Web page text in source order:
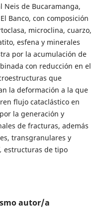
Neis de Bucaramanga,
Banco, con composición
microclina, cuarzo,
esfena y minerales
por la acumulación de
con reducción en el
que
la deformación a la que
flujo cataclástico en
la generación y
de fracturas, además
transgranulares y
estructuras de tipo
autor/a